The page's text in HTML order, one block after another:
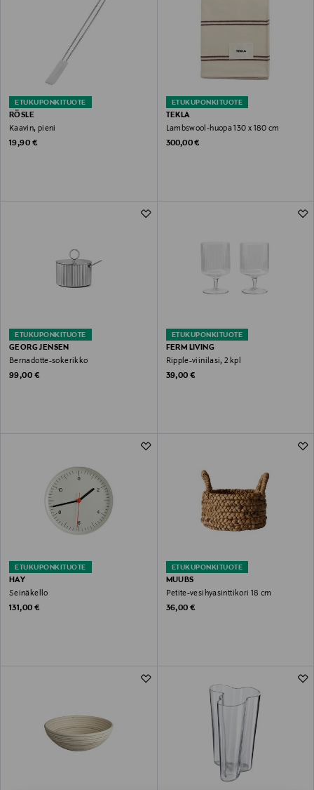
ETUKUPONKITUOTE
RÖSLE
Kaavin, pieni
Original Price
19,90 €
ETUKUPONKITUOTE
TEKLA
Lambswool-huopa 130 x 180 cm
Original Price
300,00 €
ETUKUPONKITUOTE
GEORG JENSEN
Bernadotte-sokerikko
Original Price
99,00 €
ETUKUPONKITUOTE
FERM LIVING
Ripple-viinilasi, 2 kpl
Original Price
39,00 €
ETUKUPONKITUOTE
HAY
Seinäkello
Original Price
131,00 €
ETUKUPONKITUOTE
MUUBS
Petite-vesihyasinttikori 18 cm
Original Price
36,00 €